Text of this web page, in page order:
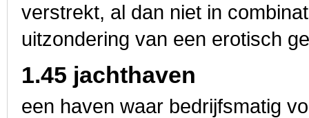
verstrekt, al dan niet in
uitzondering van een erotisch
1.45 jachthaven
een haven waar bedrijfsmatig